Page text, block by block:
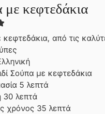
κεφτεδάκια
από τις
Σούπα με κεφτεδάκια
5 λ
ε
π
λεπτά
30 λ
ε
λεπτά
χρόνος 35 λλεπτά